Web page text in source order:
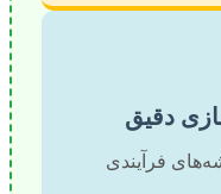
فرآیندی